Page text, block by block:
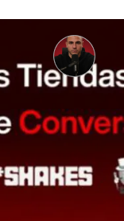
ESCRÍBENOS